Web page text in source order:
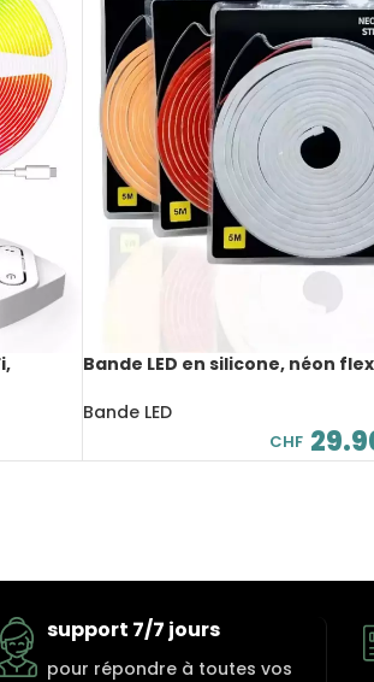
Bande LED en silicone, néon
Bande LED
CHF
support 7/7 jours
pour répondre à toutes vos